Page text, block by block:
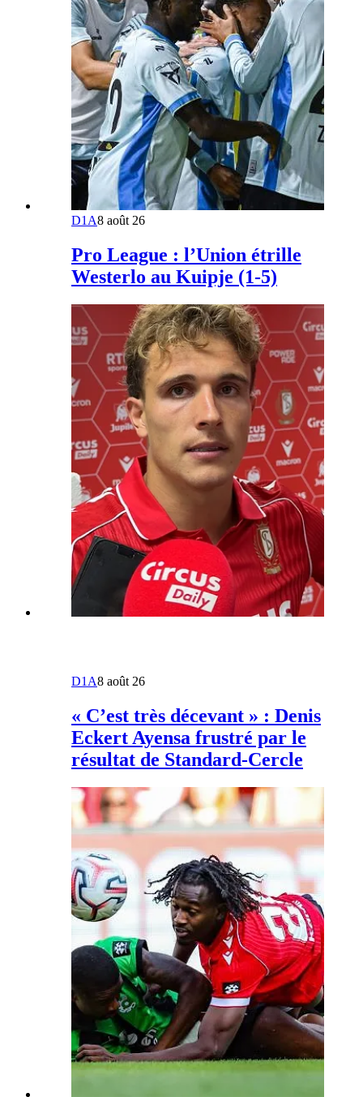
D1A8 août 26
Pro League : l’Union étrille
Westerlo au Kuipje (1-5)
D1A8 août 26
« C’est très décevant » : Denis
Eckert Ayensa frustré par le
résultat de Standard-Cercle